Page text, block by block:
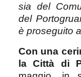
sia del
del
è proseguito
Con una
la Città di